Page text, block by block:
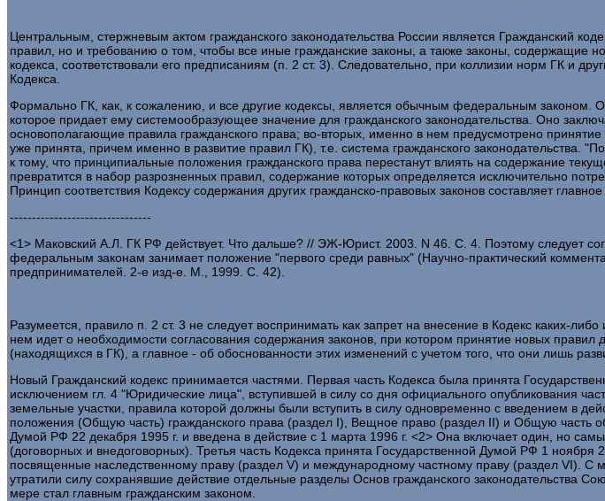
Центральным, стержневым актом гражданского законодательства России является Гражданский
правил, но и требованию о том, чтобы все иные гражданские законы, а также законы, содержащие
кодекса, соответствовали его предписаниям (п. 2 ст. 3). Следовательно, при коллизии норм ГК и
Кодекса.
Формально ГК, как, к сожалению, и все другие кодексы, является обычным федеральным законом.
которое придает ему системообразующее значение для гражданского законодательства. Оно
основополагающие правила гражданского права; во-вторых, именно в нем предусмотрено
уже принята, причем именно в развитие правил ГК), т.е. система гражданского законодательства.
к тому, что принципиальные положения гражданского права перестанут влиять на содержание
превратится в набор разрозненных правил, содержание которых определяется исключительно
Принцип соответствия Кодексу содержания других гражданско-правовых законов составляет
--------------------------------
<1> Маковский А.Л. ГК РФ действует. Что дальше? // ЭЖ-Юрист. 2003. N 46. С. 4. Поэтому следует
федеральным законам занимает положение "первого среди равных" (Научно-практический
предпринимателей. 2-е изд-е. М., 1999. С. 42).
Разумеется, правило п. 2 ст. 3 не следует воспринимать как запрет на внесение в Кодекс каких-
нем идет о необходимости согласования содержания законов, при котором принятие новых
(находящихся в ГК), а главное - об обоснованности этих изменений с учетом того, что они лишь
Новый Гражданский кодекс принимается частями. Первая часть Кодекса была принята
исключением гл. 4 "Юридические лица", вступившей в силу со дня официального опубликования
земельные участки, правила которой должны были вступить в силу одновременно с введением в
положения (Общую часть) гражданского права (раздел I), Вещное право (раздел II) и Общую часть
Думой РФ 22 декабря 1995 г. и введена в действие с 1 марта 1996 г. <2> Она включает один, но
(договорных и внедоговорных). Третья часть Кодекса принята Государственной Думой РФ 1 ноября
посвященные наследственному праву (раздел V) и международному частному праву (раздел VI). С
утратили силу сохранявшие действие отдельные разделы Основ гражданского законодательства
мере стал главным гражданским законом.